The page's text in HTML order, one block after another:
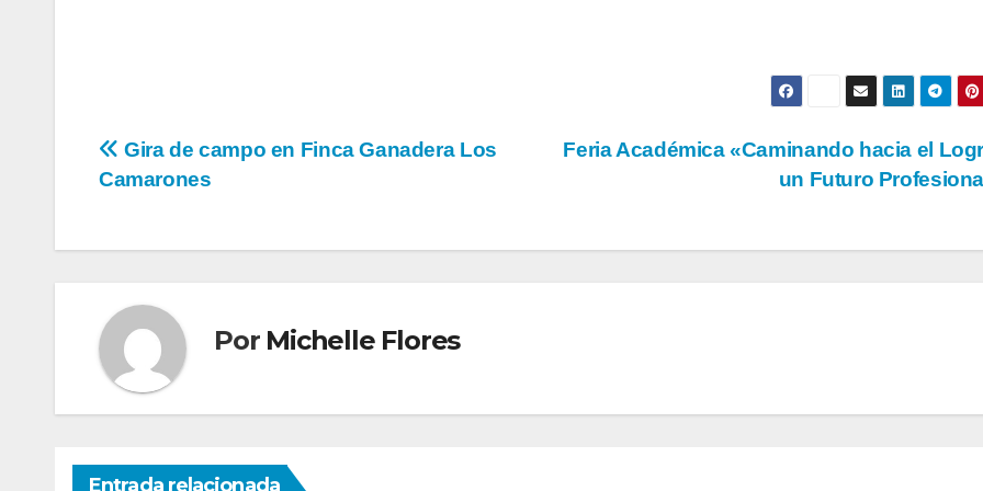
Feria Académica «Caminando hacia el
un Futuro
Gira de campo en Finca Ganadera Los
Camarones
Por Michelle Flores
Entrada relacionada